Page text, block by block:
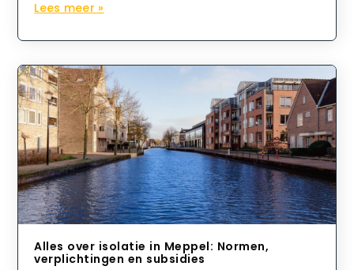
Lees meer »
Alles over isolatie in Meppel: Normen,
verplichtingen en subsidies